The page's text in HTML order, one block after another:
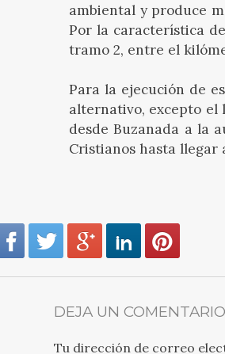
ambiental y produce
Por la característica
tramo 2, entre el
Para la ejecución de
alternativo, excepto el
desde Buzanada a la
Cristianos hasta llegar
DEJA UN COMENTARIO
Tu dirección de correo